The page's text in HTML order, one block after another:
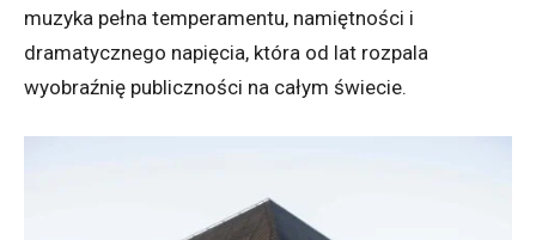
muzyka pełna temperamentu, namiętności i
dramatycznego napięcia, która od lat rozpala
wyobraźnię publiczności na całym świecie.